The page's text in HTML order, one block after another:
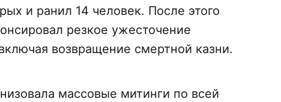
и ранил 14 человек. После этого
резкое ужесточение
возвращение смертной казни.
массовые митинги по всей